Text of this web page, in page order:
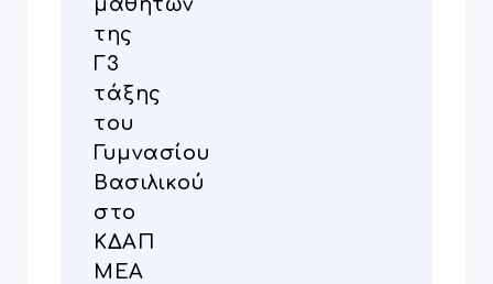
της
Γ3
τάξης
του
Γυμνασίου
Βασιλικού
στο
ΚΔΑΠ
ΜΕΑ